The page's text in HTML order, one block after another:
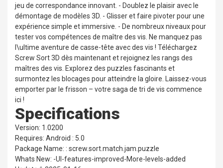
jeu de correspondance innovant. - Doublez le plaisir avec le
démontage de modèles 3D. - Glisser et faire pivoter pour une
expérience simple et immersive. - De nombreux niveaux pour
tester vos compétences de maître des vis. Ne manquez pas
l\ultime aventure de casse-tête avec des vis ! Téléchargez
Screw Sort 3D dès maintenant et rejoignez les rangs des
maîtres des vis. Explorez des puzzles fascinants et
surmontez les blocages pour atteindre la gloire. Laissez-vous
emporter par le frisson – votre saga de tri de vis commence
ici !
Specifications
Version: 1.0200
Requires: Android : 5.0
Package Name: : screw.sort.match.jam.puzzle
Whats New: -UI-features-improved-More-levels-added